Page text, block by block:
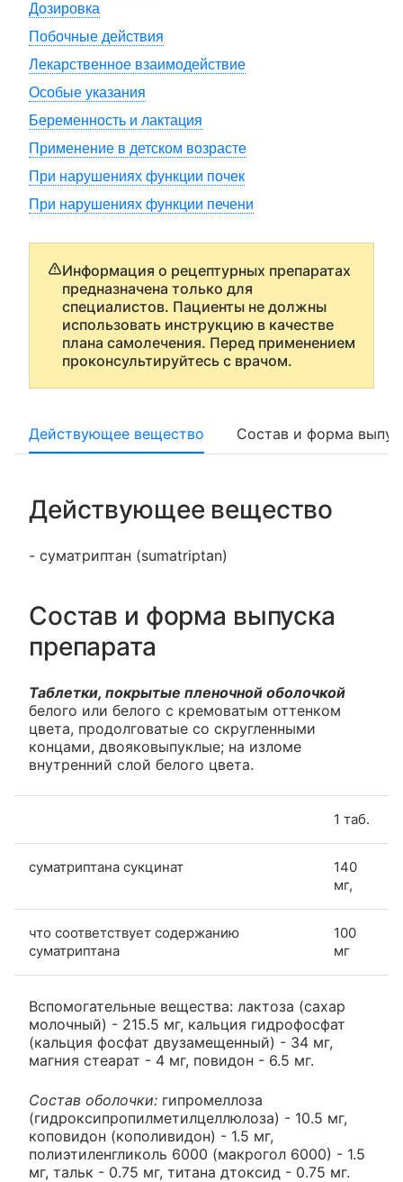
Дозировка
Побочные действия
Лекарственное взаимодействие
Особые указания
Беременность и лактация
Применение в детском возрасте
При нарушениях функции почек
При нарушениях функции печени
Информация о рецептурных препаратах
предназначена только для
специалистов. Пациенты не должны
использовать инструкцию в качестве
плана самолечения. Перед применением
проконсультируйтесь с врачом.
Действующее вещество Состав и форма
Действующее вещество
- суматриптан (sumatriptan)
Состав и форма выпуска
препарата
Таблетки, покрытые пленочной оболочкой
белого или белого с кремоватым оттенком
цвета, продолговатые со скругленными
концами, двояковыпуклые; на изломе
внутренний слой белого цвета.
1 таб.
суматриптана сукцинат
140
мг,
что соответствует содержанию
суматриптана
100
мг
Вспомогательные вещества: лактоза (сахар
молочный) - 215.5 мг, кальция гидрофосфат
(кальция фосфат двузамещенный) - 34 мг,
магния стеарат - 4 мг, повидон - 6.5 мг.
Состав оболочки: гипромеллоза
(гидроксипропилметилцеллюлоза) - 10.5 мг,
коповидон (кополивидон) - 1.5 мг,
полиэтиленгликоль 6000 (макрогол 6000) - 1.5
мг, тальк - 0.75 мг, титана дтоксид - 0.75 мг.